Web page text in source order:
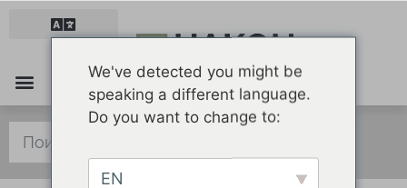
We've detected you might be
speaking a different language.
Do you want to change to:
EN